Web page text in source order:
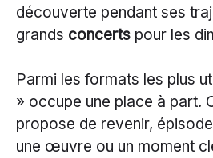
découverte pendant ses
grands concerts pour les
Parmi les formats les plus
» occupe une place à part.
propose de revenir,
une œuvre ou un moment